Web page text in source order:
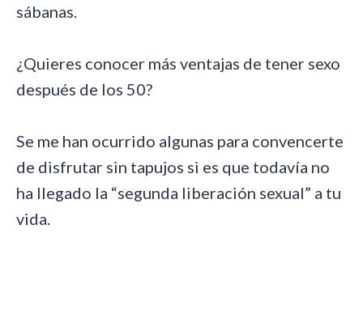
sábanas.
¿Quieres conocer más ventajas de tener sexo
después de los 50?
Se me han ocurrido algunas para convencerte
de disfrutar sin tapujos si es que todavía no
ha llegado la “segunda liberación sexual” a tu
vida.